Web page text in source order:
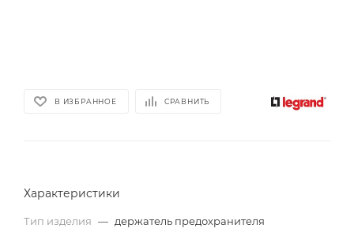
В ИЗБРАННОЕ СРАВНИТЬ
Характеристики
Тип изделия — держатель предохранителя